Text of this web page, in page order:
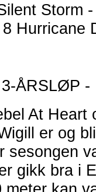
Storm
Hurricane
ÅRSLØP -
At Heart
er og
sesongen
gikk bra i